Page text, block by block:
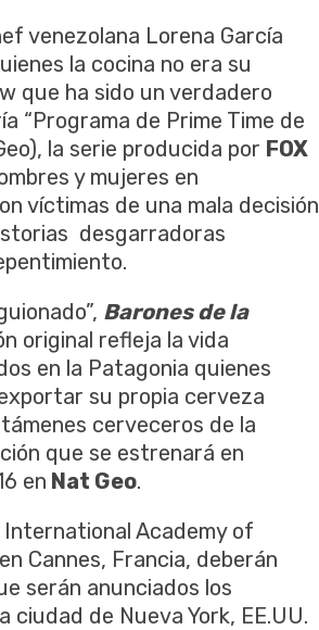
venezolana Lorena García
la cocina no era su
que ha sido un verdadero
“Programa de Prime Time de
la serie producida por FOX
y mujeres en
víctimas de una mala decisión
desgarradoras
Barones de la
original refleja la vida
en la Patagonia quienes
su propia cerveza
cerveceros de la
que se estrenará en
en Nat Geo.
Academy of
Cannes, Francia, deberán
serán anunciados los
de Nueva York, EE.UU.